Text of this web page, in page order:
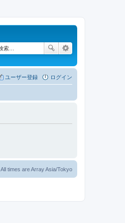
ログイン
ユーザー登録
All times are Array Asia/Tokyo